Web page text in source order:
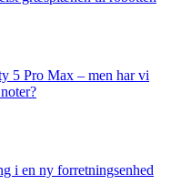
5 Pro Max – men har vi
i en ny forretningsenhed